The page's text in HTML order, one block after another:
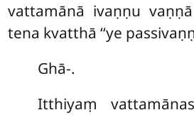
vattamānā ivaṇṇu
tena kvatthā ‘‘ye
Ghā-.
Itthiyaṃ